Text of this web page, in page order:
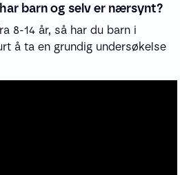
barn og selv er nærsynt?
8-14 år, så har du barn i
å ta en grundig undersøkelse